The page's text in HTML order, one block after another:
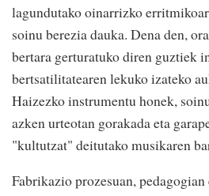
lagundutako oinarrizko
soinu berezia dauka. Dena den,
bertara gerturatuko diren guztiek
bertsatilitatearen lekuko izateko
Haizezko instrumentu honek,
azken urteotan gorakada eta
"kultutzat" deitutako musikaren
Fabrikazio prozesuan,